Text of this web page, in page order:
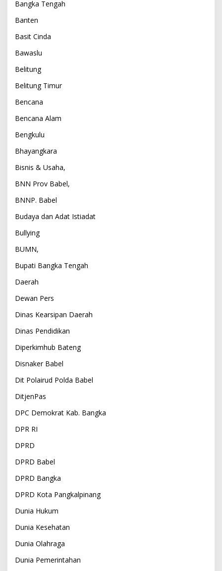
Bangka Tengah
Banten
Basit Cinda
Bawaslu
Belitung
Belitung Timur
Bencana
Bencana Alam
Bengkulu
Bhayangkara
Bisnis & Usaha,
BNN Prov Babel,
BNNP. Babel
Budaya dan Adat Istiadat
Bullying
BUMN,
Bupati Bangka Tengah
Daerah
Dewan Pers
Dinas Kearsipan Daerah
Dinas Pendidikan
Diperkimhub Bateng
Disnaker Babel
Dit Polairud Polda Babel
DitjenPas
DPC Demokrat Kab. Bangka
DPR RI
DPRD
DPRD Babel
DPRD Bangka
DPRD Kota Pangkalpinang
Dunia Hukum
Dunia Kesehatan
Dunia Olahraga
Dunia Pemerintahan